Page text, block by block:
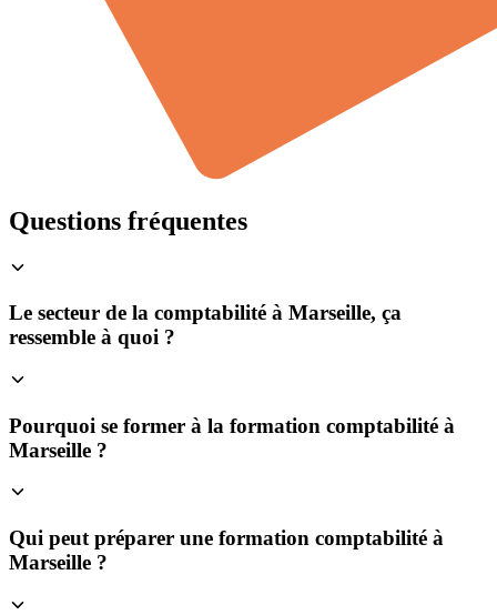
Questions fréquentes
Le secteur de la comptabilité à Marseille, ça
ressemble à quoi ?
Pourquoi se former à la formation comptabilité à
Marseille ?
Qui peut préparer une formation comptabilité à
Marseille ?